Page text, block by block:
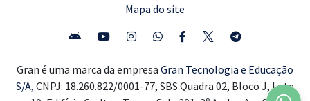
Mapa do site
Gran é uma marca da empresa Gran Tecnologia e Educação
S/A, CNPJ: 18.260.822/0001-77, SBS Quadra 02, Bloco J, Lote